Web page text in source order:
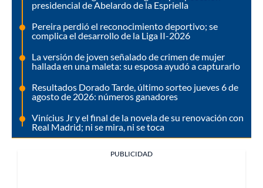
presidencial de Abelardo de la Espriella
Pereira perdió el reconocimiento deportivo; se
complica el desarrollo de la Liga II-2026
La versión de joven señalado de crimen de mujer
hallada en una maleta: su esposa ayudó a capturarlo
Resultados Dorado Tarde, último sorteo jueves 6 de
agosto de 2026: números ganadores
Vinícius Jr y el final de la novela de su renovación con
Real Madrid; ni se mira, ni se toca
PUBLICIDAD